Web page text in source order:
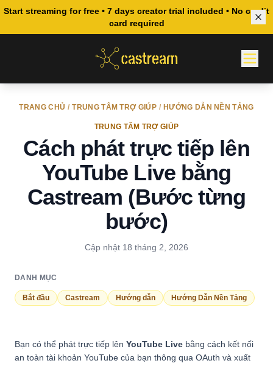
Start streaming for free • 7 days creator trial included • No credit
card required
TRANG CHỦ / TRUNG TÂM TRỢ GIÚP / HƯỚNG DẪN NỀN TẢNG
TRUNG TÂM TRỢ GIÚP
Cách phát trực tiếp lên
YouTube Live bằng
Castream (Bước từng
bước)
Cập nhật 18 tháng 2, 2026
DANH MỤC
Bắt đầu Castream Hướng dẫn Hướng Dẫn Nền Tảng
Bạn có thể phát trực tiếp lên YouTube Live bằng cách kết nối
an toàn tài khoản YouTube của bạn thông qua OAuth và xuất